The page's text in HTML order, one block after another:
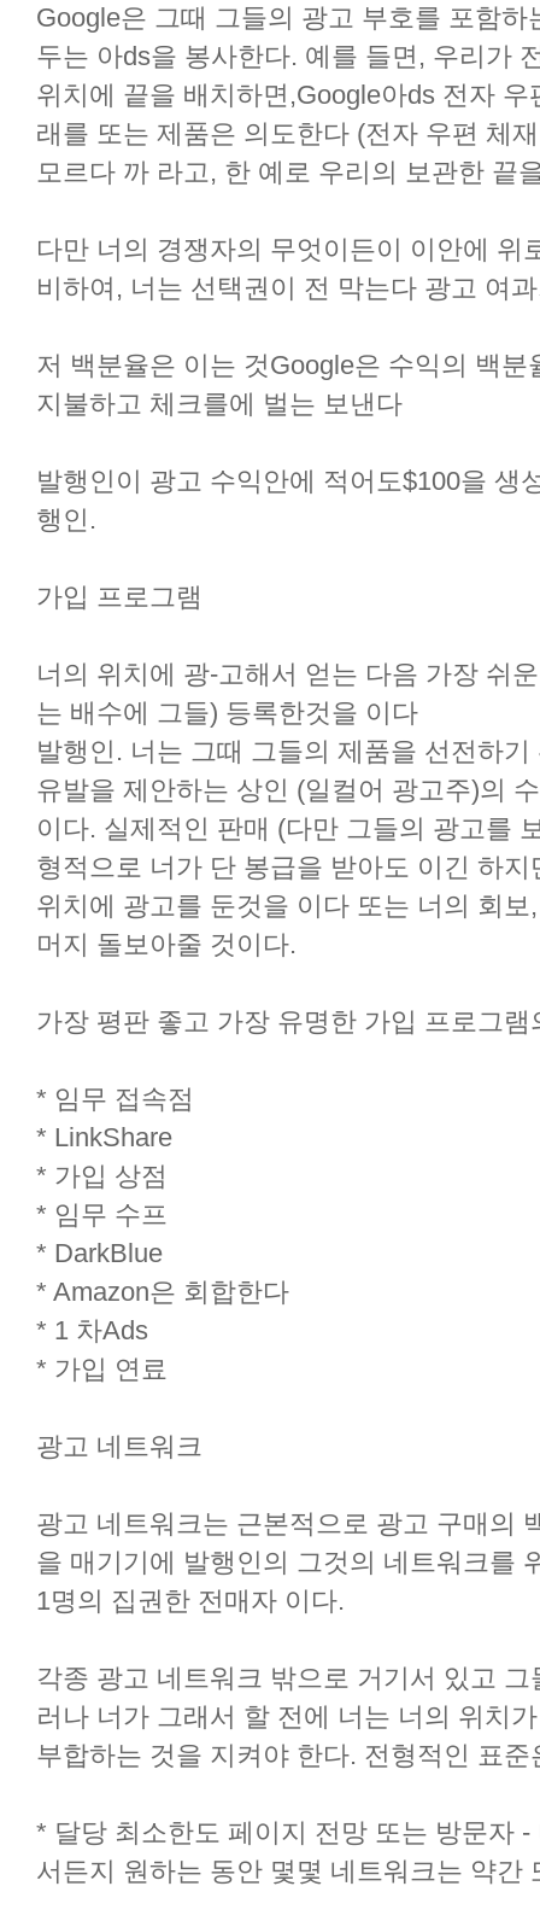
Google은 그때 그들의 광고 부호를 포함
두는 아ds을 봉사한다. 예를 들면, 우리가
위치에 끝을 배치하면,Google아ds 전자
래를 또는 제품은 의도한다 (전자 우편 체
모르다 까 라고, 한 예로 우리의 보관한 끝
다만 너의 경쟁자의 무엇이든이 이안에 위
비하여, 너는 선택권이 전 막는다 광고 여
저 백분율은 이는 것Google은 수익의 백
지불하고 체크를에 벌는 보낸다
발행인이 광고 수익안에 적어도$100을 생
행인.
가입 프로그램
너의 위치에 광-고해서 얻는 다음 가장 쉬
는 배수에 그들) 등록한것을 이다
발행인. 너는 그때 그들의 제품을 선전하
유발을 제안하는 상인 (일컬어 광고주)의
이다. 실제적인 판매 (다만 그들의 광고를
형적으로 너가 단 봉급을 받아도 이긴 하
위치에 광고를 둔것을 이다 또는 너의 회
머지 돌보아줄 것이다.
가장 평판 좋고 가장 유명한 가입 프로그
* 임무 접속점
* LinkShare
* 가입 상점
* 임무 수프
* DarkBlue
* Amazon은 회합한다
* 1 차Ads
* 가입 연료
광고 네트워크
광고 네트워크는 근본적으로 광고 구매의
을 매기기에 발행인의 그것의 네트워크를
1명의 집권한 전매자 이다.
각종 광고 네트워크 밖으로 거기서 있고
러나 너가 그래서 할 전에 너는 너의 위치
부합하는 것을 지켜야 한다. 전형적인 표준
* 달당 최소한도 페이지 전망 또는 방문자
서든지 원하는 동안 몇몇 네트워크는 약간